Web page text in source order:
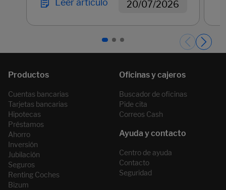
Leer artículo 20/07/2026
Cuentas bancarias
Tarjetas bancarias
Hipotecas
Préstamos
Ahorro
Inversión
Jubilación
Seguros
Renting Coches
Bizum
Buscador de oficinas
Pide cita
Correos Cash
Centro de ayuda
Contacto
Seguridad